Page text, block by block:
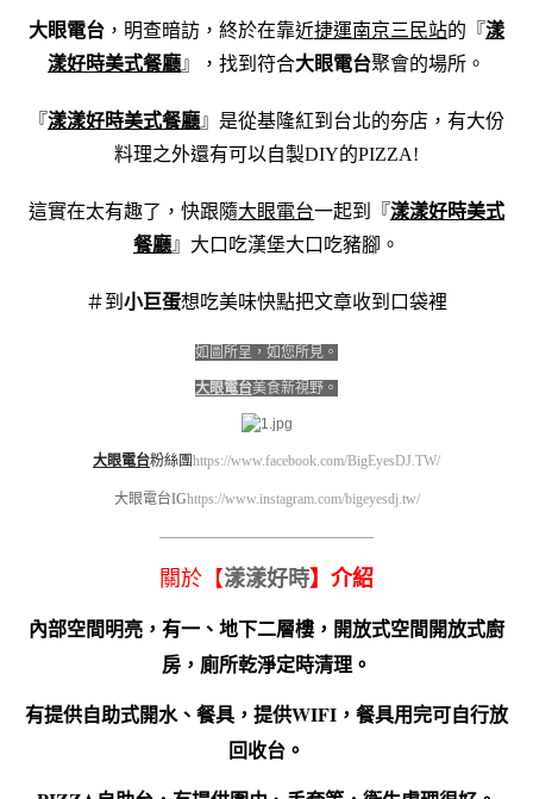
大眼電台 ，明查暗訪，終於在靠近捷運南京三民站的『漾
漾好時美式餐廳』，找到符合大眼電台聚會的場所。
『漾漾好時美式餐廳』是從基隆紅到台北的夯店，有大份
料理之外還有可以自製DIY的PIZZA!
這實在太有趣了，快跟隨大眼電台一起到『漾漾好時美式
餐廳』大口吃漢堡大口吃豬腳。
＃到 小巨蛋想吃美味快點把文章收到口袋裡
如圖所呈，如您所見。
大眼電台美食新視野。
大眼電台粉絲團https://www.facebook.com/BigEyesDJ.TW/
大眼電台IGhttps://www.instagram.com/bigeyesdj.tw/
————————————————————
關於【漾漾好時】介紹
內部空間明亮，有一、地下二層樓，開放式空間開放式廚
房，廁所乾淨定時清理。
有提供自助式開水、餐具，提供WIFI，餐具用完可自行放
回收台。